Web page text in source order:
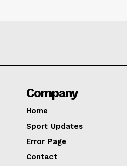
Company
Home
Sport Updates
Error Page
Contact